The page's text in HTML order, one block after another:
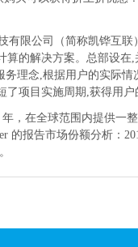
有限公司（简称凯铧互
算的解决方案。总部设
理念,根据用户的实际
了项目实施周期,获得用
年，在全球范围内提供一
的报告市场份额分析：